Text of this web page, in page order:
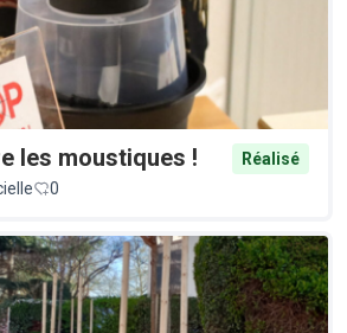
les moustiques !
Réalisé
0